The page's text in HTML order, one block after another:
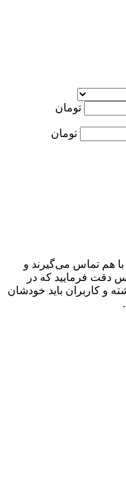
تومان
تومان
با هم تماس می‌گیرند و
دقت فرمایید که در
و کاربران باید خودشان